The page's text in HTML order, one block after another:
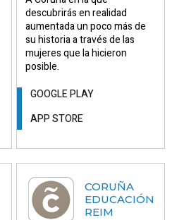
descubrirás en realidad
aumentada un poco más de
su historia a través de las
mujeres que la hicieron
posible.
GOOGLE PLAY
APP STORE
CORUÑA
EDUCACIÓN
REIM